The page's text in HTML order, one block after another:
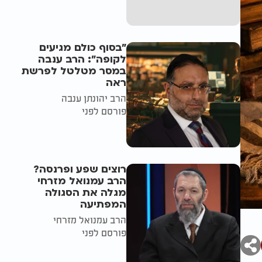
"בסוף כולם מגיעים
לקופה": הרב ענבה
במסר מטלטל לפרשת
ראה
הרב יהונתן ענבה
פורסם לפני
רוצים שפע ופרנסה?
הרב עמנואל מזרחי
מגלה את הסגולה
המפתיעה
הרב עמנואל מזרחי
פורסם לפני